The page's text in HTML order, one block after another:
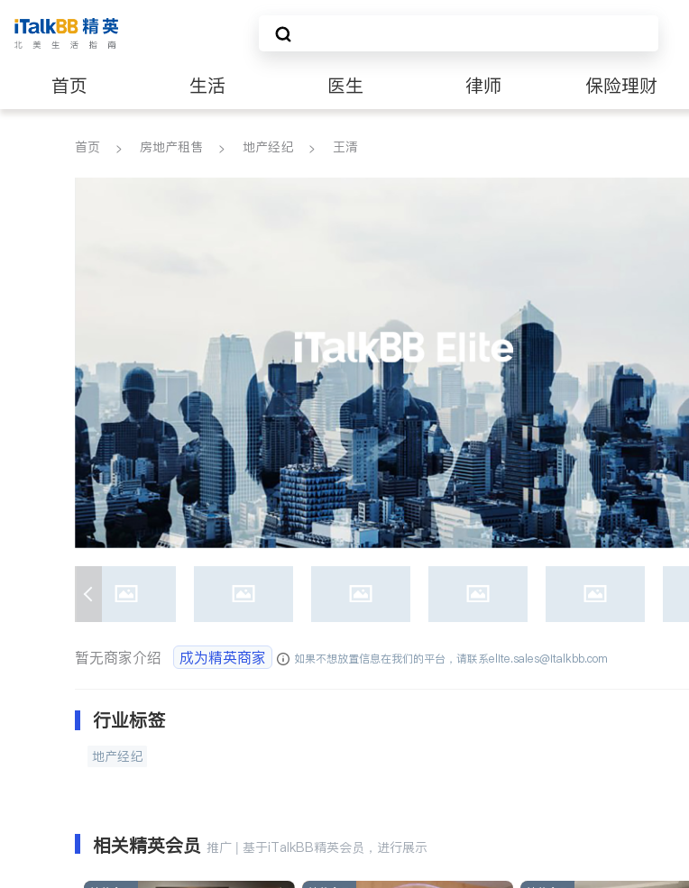
首页 生活 医生 律师 保险理财
养老 非盈利组织
首页 房地产租售 地产经纪 王清
暂无商家介绍 成为精英商家 如果不想放置信息在我们的平台，请联系elite.sales@italkbb.com
行业标签
地产经纪
相关精英会员 推广 | 基于iTalkBB精英会员，进行展示